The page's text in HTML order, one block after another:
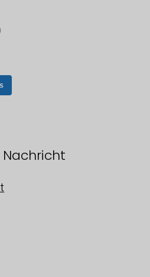
Nachricht